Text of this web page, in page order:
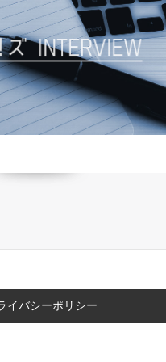
イバシーポリシー